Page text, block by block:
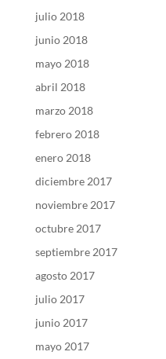
julio 2018
junio 2018
mayo 2018
abril 2018
marzo 2018
febrero 2018
enero 2018
diciembre 2017
noviembre 2017
octubre 2017
septiembre 2017
agosto 2017
julio 2017
junio 2017
mayo 2017